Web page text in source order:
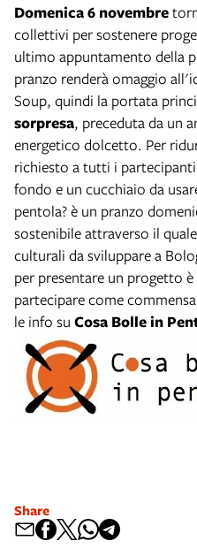
Domenica 6 novembre
collettivi per sostenere
ultimo appuntamento della
pranzo renderà omaggio
Soup, quindi la portata
sorpresa, preceduta da un
energetico dolcetto. Per
richiesto a tutti i
fondo e un cucchiaio da
pentola? è un pranzo
sostenibile attraverso il
culturali da sviluppare a
per presentare un progetto è
partecipare come
le info su Cosa Bolle in
Share